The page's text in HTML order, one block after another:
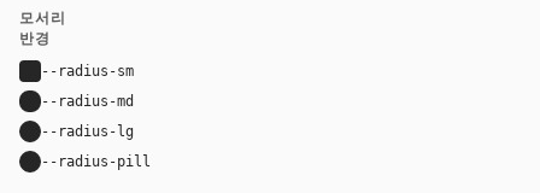
모서리
반경
--radius-sm
--radius-md
--radius-lg
--radius-pill